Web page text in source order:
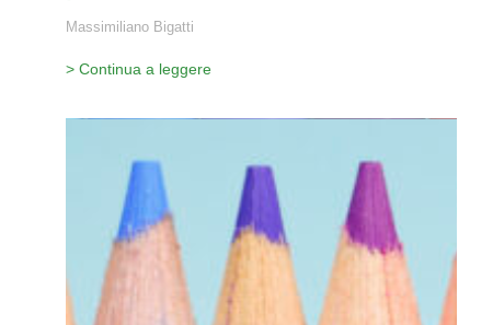
Massimiliano Bigatti
> Continua a leggere